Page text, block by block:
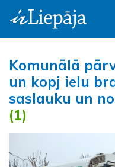
Komunālā
un kopj ielu
saslauku un
(1)